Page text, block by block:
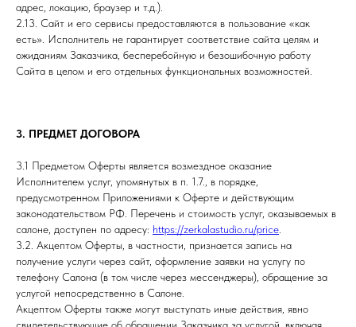
адрес, локацию, браузер и т.д.).
2.13. Сайт и его сервисы предоставляются в пользование «как
есть». Исполнитель не гарантирует соответствие сайта целям и
ожиданиям Заказчика, бесперебойную и безошибочную работу
Сайта в целом и его отдельных функциональных возможностей.
3. ПРЕДМЕТ ДОГОВОРА
3.1 Предметом Оферты является возмездное оказание
Исполнителем услуг, упомянутых в п. 1.7., в порядке,
предусмотренном Приложениями к Оферте и действующим
законодательством РФ. Перечень и стоимость услуг, оказываемых в
салоне, доступен по адресу: https://zerkalastudio.ru/price
3.2. Акцептом Оферты, в частности, признается запись на
получение услуги через сайт, оформление заявки на услугу по
телефону Салона (в том числе через мессенджеры), обращение за
услугой непосредственно в Салоне.
Акцептом Оферты также могут выступать иные действия, явно